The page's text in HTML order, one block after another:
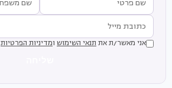
אני מאשר/ת את תנאי השימוש ומדיניות הפרטיות